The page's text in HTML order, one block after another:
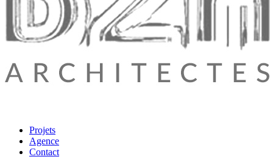
Projets
Agence
Contact